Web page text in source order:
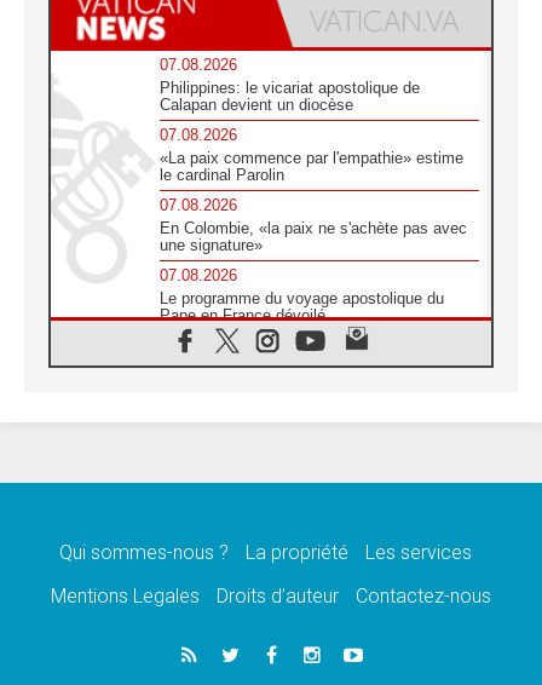
07.08.2026
Philippines: le vicariat apostolique de
Calapan devient un diocèse
07.08.2026
«La paix commence par l'empathie» estime
le cardinal Parolin
07.08.2026
En Colombie, «la paix ne s'achète pas avec
une signature»
07.08.2026
Le programme du voyage apostolique du
Pape en France dévoilé
07.08.2026
1ère Conférence continentale sur l'éducation
07.08.2026
07.08.2026
lancement des «dix jours de prière pour la
06.08.2026
Préparatifs des JMJ 2027 à Séoul: «c'est
Qui sommes-nous ? La propriété
Les services
Mentions Legales
Droits d’auteur Contactez-nous